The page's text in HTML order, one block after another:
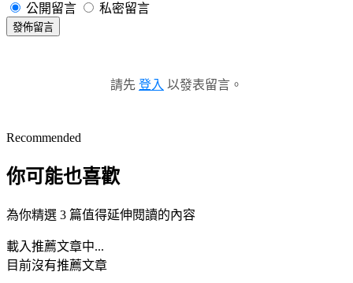
公開留言 私密留言
發佈留言
請先 登入 以發表留言。
Recommended
你可能也喜歡
為你精選 3 篇值得延伸閱讀的內容
載入推薦文章中...
目前沒有推薦文章